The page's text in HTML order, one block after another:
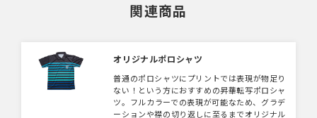
関連商品
オリジナルポロシャツ
普通のポロシャツにプリントでは表現が物足り
ない！という方におすすめの昇華転写ポロシャ
ツ。フルカラーでの表現が可能なため、グラデ
ーションや襟の切り返しに至るまでオリジナル